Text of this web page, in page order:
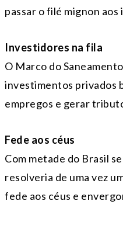
passar o filé mignon aos
Investidores na fila
O Marco do
investimentos privados
empregos e gerar
Fede aos céus
Com metade do Brasil
resolveria de uma vez
fede aos céus e